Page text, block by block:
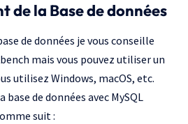
de la Base de données
de données je vous conseille
mais vous pouvez utiliserun
utilisez Windows, macOS, etc.
de données avec MySQL
suit :